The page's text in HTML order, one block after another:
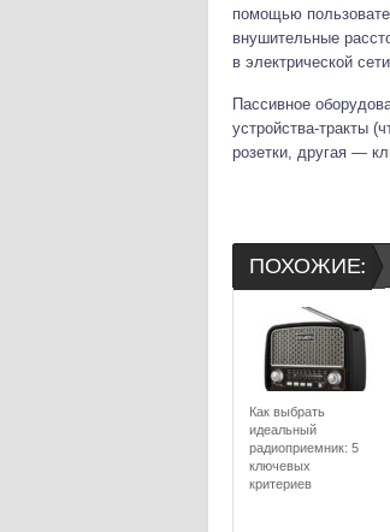
помощью
внушительные
в электрической
Пассивное
устройства-тракты
розетки, другая —
ПОХОЖИЕ:
Как выбрать
идеальный
радиоприемник: 5
ключевых
критериев